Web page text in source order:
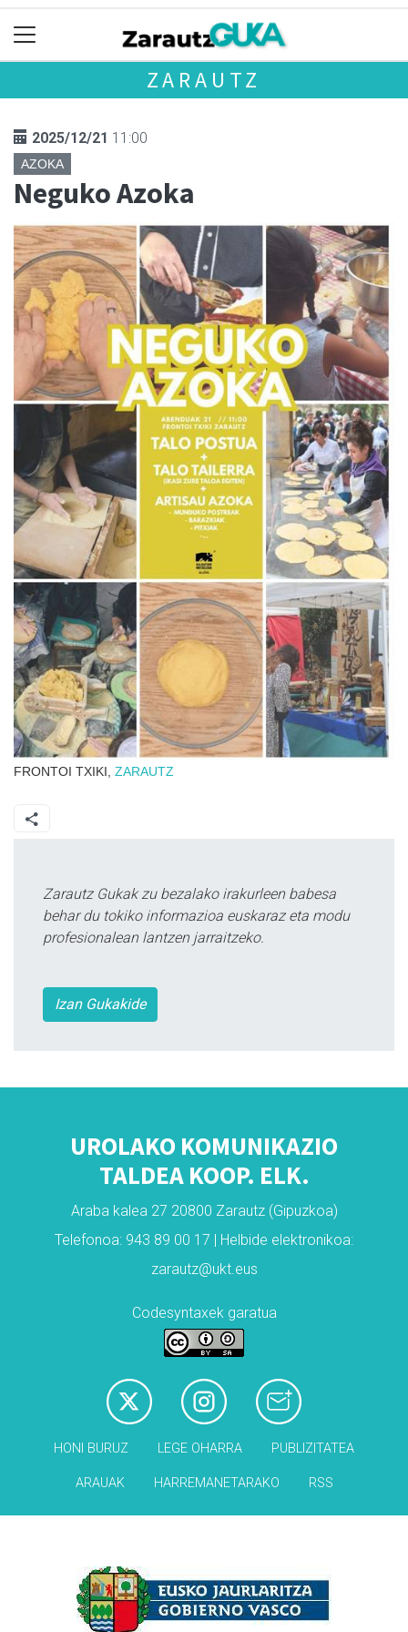
ZARAUTZ
2025/12/21 11:00
AZOKA
Neguko Azoka
FRONTOI TXIKI, ZARAUTZ
Zarautz Gukak zu bezalako irakurleen babesa
behar du tokiko informazioa euskaraz eta modu
profesionalean lantzen jarraitzeko.
Izan Gukakide
UROLAKO KOMUNIKAZIO
TALDEA KOOP. ELK.
Araba kalea 27 20800 Zarautz (Gipuzkoa)
Telefonoa: 943 89 00 17 | Helbide elektronikoa:
zarautz@ukt.eus
Codesyntaxek garatua
HONI BURUZ LEGE OHARRA PUBLIZITATEA
ARAUAK HARREMANETARAKO RSS